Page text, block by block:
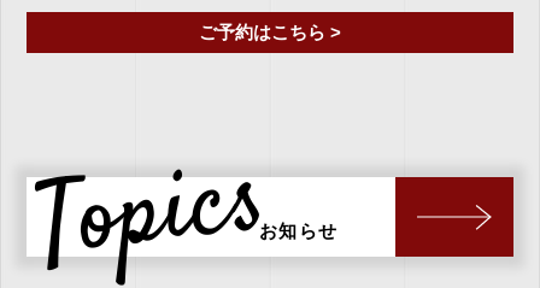
ご予約はこちら >
Topicsお知らせ